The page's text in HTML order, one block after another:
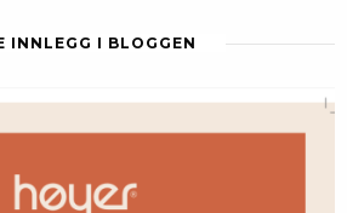
INNLEGG I BLOGGEN